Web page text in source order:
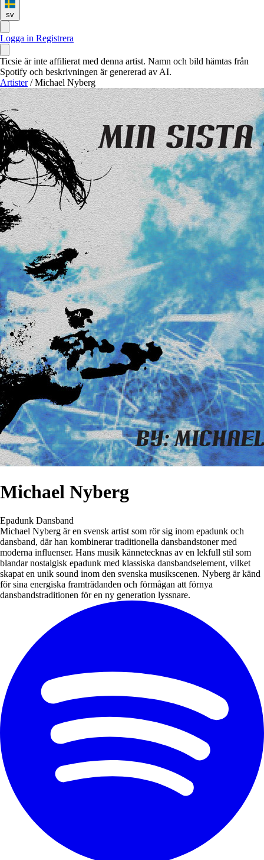
sv
Logga in Registrera
Ticsie är inte affilierat med denna artist. Namn och bild hämtas från
Spotify och beskrivningen är genererad av AI.
Artister / Michael Nyberg
Michael Nyberg
Epadunk Dansband
Michael Nyberg är en svensk artist som rör sig inom epadunk och
dansband, där han kombinerar traditionella dansbandstoner med
moderna influenser. Hans musik kännetecknas av en lekfull stil som
blandar nostalgisk epadunk med klassiska dansbandselement, vilket
skapat en unik sound inom den svenska musikscenen. Nyberg är känd
för sina energiska framträdanden och förmågan att förnya
dansbandstraditionen för en ny generation lyssnare.